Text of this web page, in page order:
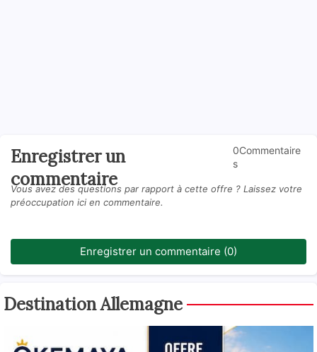
Enregistrer un
commentaire
0Commentaire
s
Vous avez des questions par rapport à cette offre ? Laissez votre
préoccupation ici en commentaire.
Enregistrer un commentaire (0)
Destination Allemagne